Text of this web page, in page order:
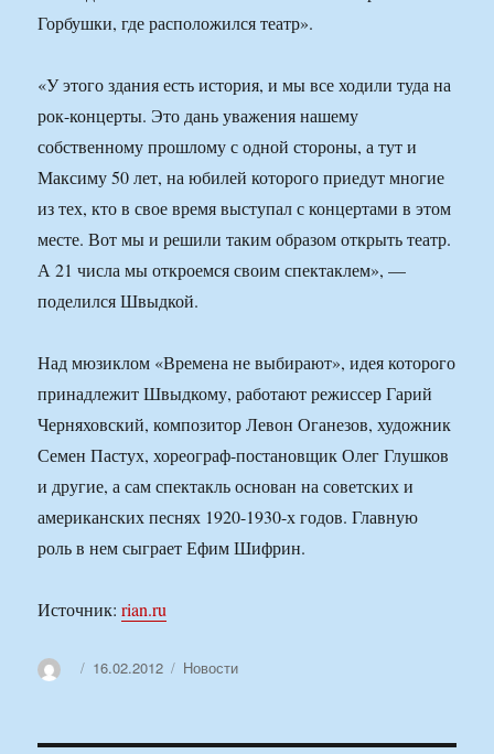
Горбушки, где расположился театр».
«У этого здания есть история, и мы все ходили туда на
рок-концерты. Это дань уважения нашему
собственному прошлому с одной стороны, а тут и
Максиму 50 лет, на юбилей которого приедут многие
из тех, кто в свое время выступал с концертами в этом
месте. Вот мы и решили таким образом открыть театр.
А 21 числа мы откроемся своим спектаклем», —
поделился Швыдкой.
Над мюзиклом «Времена не выбирают», идея которого
принадлежит Швыдкому, работают режиссер Гарий
Черняховский, композитор Левон Оганезов, художник
Семен Пастух, хореограф-постановщик Олег Глушков
и другие, а сам спектакль основан на советских и
американских песнях 1920-1930-х годов. Главную
роль в нем сыграет Ефим Шифрин.
Источник:rian.ru
АвторОпубликовано
16.02.2012 Рубрики
Новости